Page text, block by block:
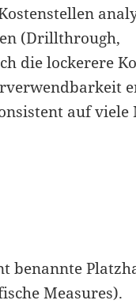
(Drillthrough,
die lockerere
auf viele
benannte
Measures).